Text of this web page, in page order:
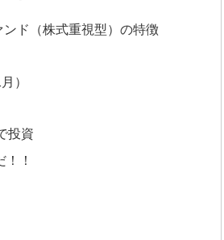
ド（株式重視型）の特徴
）
投資
！